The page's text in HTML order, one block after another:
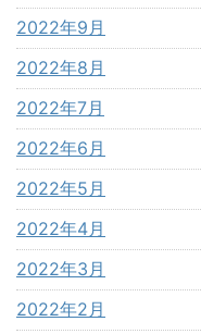
2022年9月
2022年8月
2022年7月
2022年6月
2022年5月
2022年4月
2022年3月
2022年2月